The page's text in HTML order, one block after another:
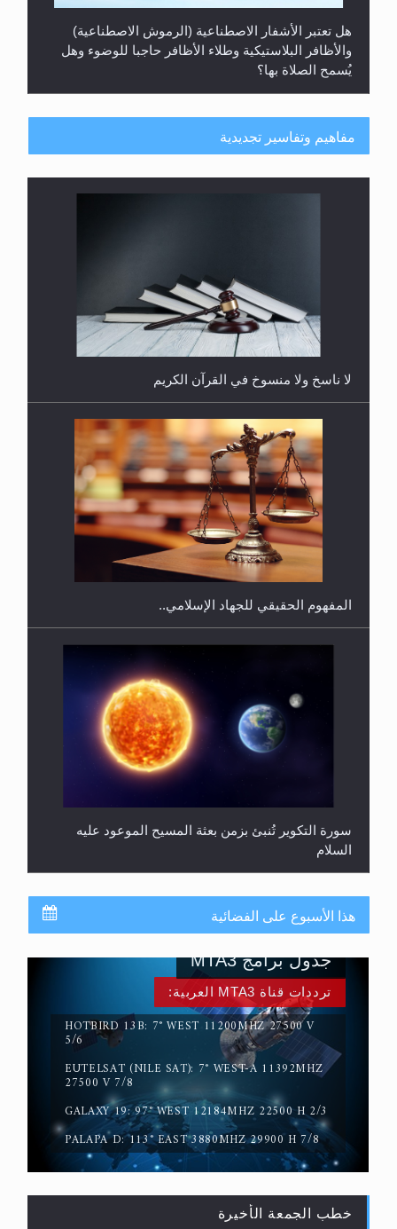
هل تعتبر الأشفار الاصطناعية (الرموش الاصطناعية)
والأظافر البلاستيكية وطلاء الأظافر حاجبا للوضوء وهل
يُسمح الصلاة بها؟
هل يُحسب حول الزكاة وفق السنة الميلادية أو الهجرية؟
هل يجوز فتح مشروع كوافير نسائي للمحجبات وغير
المحجبات؟
مفاهيم وتفاسير تجديدية
لا ناسخ ولا منسوخ في القرآن الكريم
المفهوم الحقيقي للجهاد الإسلامي..
سورة التكوير تُنبئ بزمن بعثة المسيح الموعود عليه
السلام
حقيقة المسيح الدجال
هذا الأسبوع على الفضائية
ترددات قناة MTA3 العربية:
HOTBIRD 13B: 7° WEST 11200MHZ 27500 V
5/6
EUTELSAT (NILE SAT): 7° WEST-A 11392MHZ
27500 V 7/8
GALAXY 19: 97° WEST 12184MHZ 22500 H 2/3
PALAPA D: 113° EAST 3880MHZ 29900 H 7/8
جدول برامج MTA3
خطب الجمعة الأخيرة